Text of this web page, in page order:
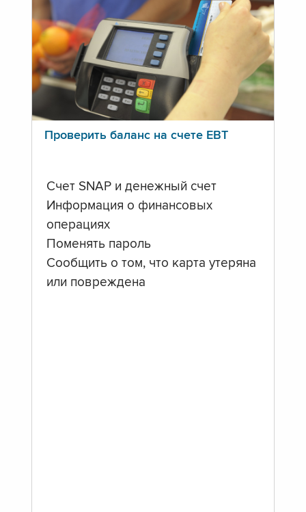
Проверить баланс на счете ЕВТ
Счет SNAP и денежный счет
Информация о финансовых
операциях
Поменять пароль
Сообщить о том, что карта утеряна
или повреждена